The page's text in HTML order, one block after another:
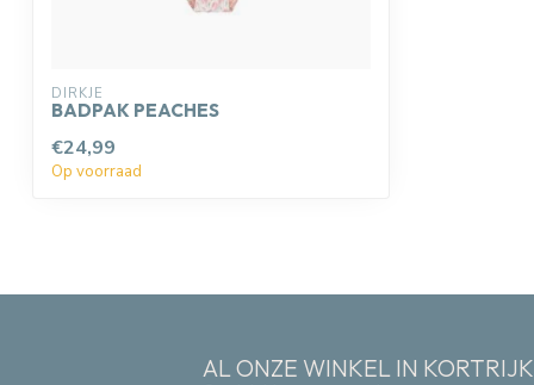
DIRKJE
BADPAK PEACHES
€24,99
Op voorraad
AL ONZE WINKEL IN